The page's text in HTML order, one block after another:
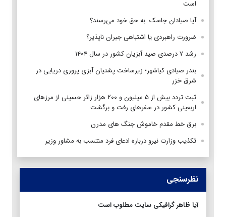
است
آیا صیادان جاسک به حق خود می‌رسند؟
ضرورت راهبردی یا اشتباهی جبران ناپذیر؟
رشد ۷ درصدی صید آبزیان کشور در سال ۱۴۰۴
بندر صیادی کیاشهر؛ زیرساخت پشتیان آبزی پروری دریایی در
شرق خزر
ثبت تردد بیش از ۵ میلیون و ۲۰۰ هزار زائر حسینی از مرزهای
اربعینی کشور در سفرهای رفت و برگشت
برق خط مقدم خاموش جنگ های مدرن
تکذیب وزارت نیرو درباره ادعای فرد منتسب به مشاور وزیر
نظرسنجی
آیا ظاهر گرافیکی سایت مطلوب است